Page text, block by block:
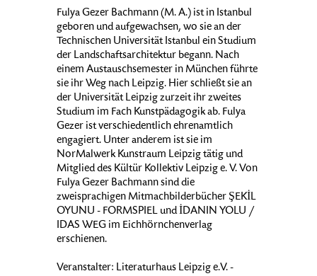
Fulya Gezer Bachmann (M. A.) ist in Istanbul
geboren und aufgewachsen, wo sie an der
Technischen Universität Istanbul ein Studium
der Landschaftsarchitektur begann. Nach
einem Austauschsemester in München führte
sie ihr Weg nach Leipzig. Hier schließt sie an
der Universität Leipzig zurzeit ihr zweites
Studium im Fach Kunstpädagogik ab. Fulya
Gezer ist verschiedentlich ehrenamtlich
engagiert. Unter anderem ist sie im
NorMalwerk Kunstraum Leipzig tätig und
Mitglied des Kültür Kollektiv Leipzig e. V. Von
Fulya Gezer Bachmann sind die
zweisprachigen Mitmachbilderbücher ŞEKİL
OYUNU - FORMSPIEL und İDANIN YOLU /
IDAS WEG im Eichhörnchenverlag
erschienen.
Veranstalter: Literaturhaus Leipzig e.V. -